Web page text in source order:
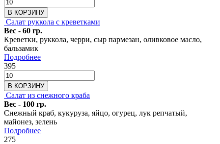
В КОРЗИНУ
Салат руккола с креветками
Вес - 60 гр.
Креветки, руккола, черри, сыр пармезан, оливковое масло,
бальзамик
Подробнее
395
В КОРЗИНУ
Салат из снежного краба
Вес - 100 гр.
Снежный краб, кукуруза, яйцо, огурец, лук репчатый,
майонез, зелень
Подробнее
275